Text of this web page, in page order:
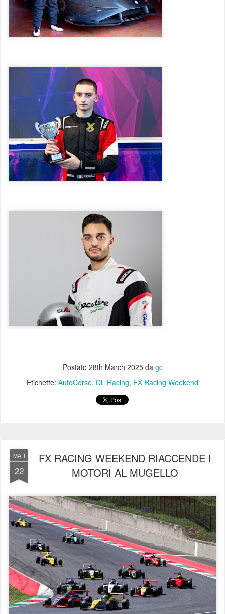
Postato 28th March 2025da gc
Etichette: AutoCorse DL Racing FX Racing Weekend
MAR
22
FX RACING WEEKEND RIACCENDE I
MOTORI AL MUGELLO